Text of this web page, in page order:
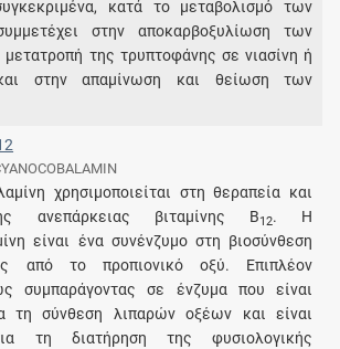
κατά το μεταβολισμό των
στην αποκαρβοξυλίωση των
μετατροπή της τρυπτοφάνης σε νιασίνη ή
στην απαμίνωση και θείωση των
χρησιμοποιείται στη θεραπεία και
ανεπάρκειας βιταμίνης Β12. Η
είναι ένα συνένζυμο στη βιοσύνθεση
από το προπιονικό οξύ. Επιπλέον
συμπαράγοντας σε ένζυμα που είναι
τη σύνθεση λιπαρών οξέων και είναι
τη διατήρηση της φυσιολογικής